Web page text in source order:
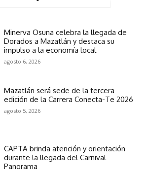
Minerva Osuna celebra la llegada de
Dorados a Mazatlán y destaca su
impulso a la economía local
agosto 6, 2026
Mazatlán será sede de la tercera
edición de la Carrera Conecta-Te 2026
agosto 5, 2026
CAPTA brinda atención y orientación
durante la llegada del Carnival
Panorama